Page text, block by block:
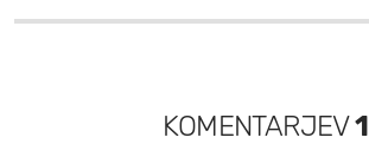
KOMENTARJEV1